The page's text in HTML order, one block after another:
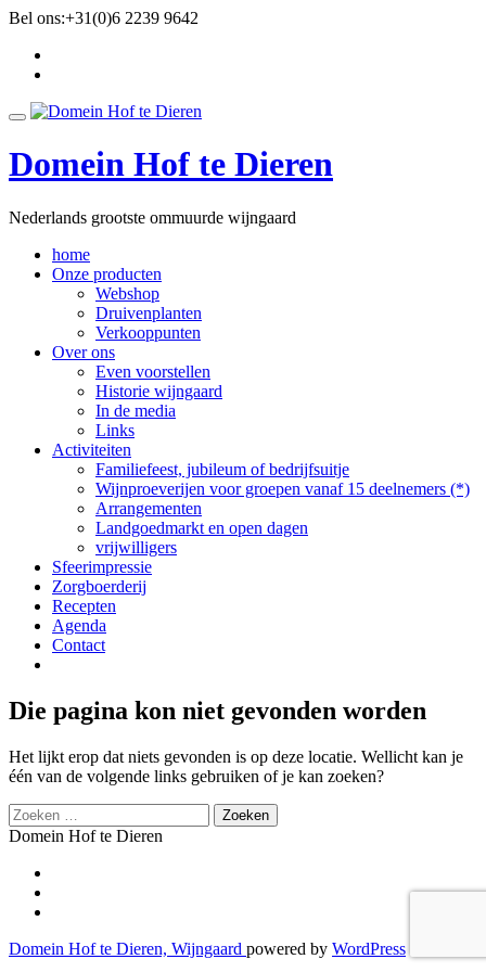
Ga
naar
Bel ons:+31(0)6 2239 9642
Schakel
Domein Hof te Dieren
Nederlands grootste ommuurde wijngaard
home
Onze producten
Webshop
Druivenplanten
Verkooppunten
Over ons
Even voorstellen
Historie wijngaard
In de media
Links
Activiteiten
Familiefeest, jubileum of bedrijfsuitje
Wijnproeverijen voor groepen vanaf 15 deelnemers (*)
Arrangementen
Landgoedmarkt en open dagen
vrijwilligers
Sfeerimpressie
Zorgboerderij
Recepten
Agenda
Contact
Die pagina kon niet gevonden worden
Het lijkt erop dat niets gevonden is op deze locatie. Wellicht kan je
één van de volgende links gebruiken of je kan zoeken?
Zoeken
naar:
Domein Hof te Dieren
Secondair
Menu
Domein Hof te Dieren, Wijngaard powered by WordPress